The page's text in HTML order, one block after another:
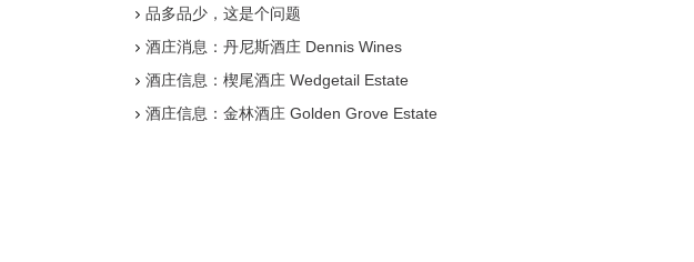
品多品少，这是个问题
酒庄消息：丹尼斯酒庄 Dennis Wines
酒庄信息：楔尾酒庄 Wedgetail Estate
酒庄信息：金林酒庄 Golden Grove Estate